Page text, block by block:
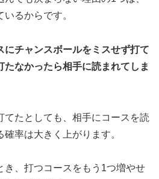
るからです。
にチャンスボールをミスせず打て
たなかったら相手に読まれてしま
てたとしても、相手にコースを読
率は大きく上がります。
き、打つコースをもう1つ増やせ